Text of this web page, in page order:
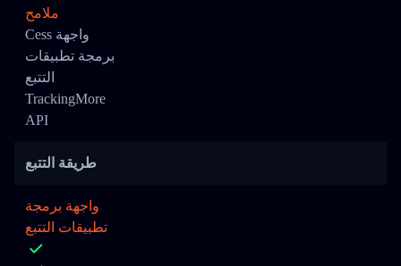
ملامح
Cess واجهة
برمجة تطبيقات
التتبع
TrackingMore
API
طريقة التتبع
واجهة برمجة
تطبيقات التتبع